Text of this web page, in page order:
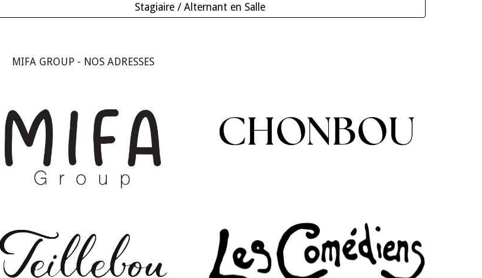
Stagiaire / Alternant en Salle
MIFA GROUP - NOS ADRESSES